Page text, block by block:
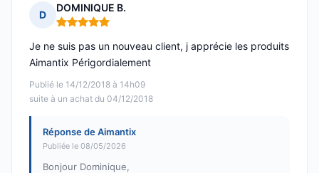
D
DOMINIQUE B.
Note : 5 sur 5
Publié le 14/12/2018 à 14h09
suite à un achat du 04/12/2018
Je ne suis pas un nouveau client, j apprécie les produits
Aimantix Périgordialement
Réponse de Aimantix
Publiée le 08/05/2026
Bonjour Dominique,